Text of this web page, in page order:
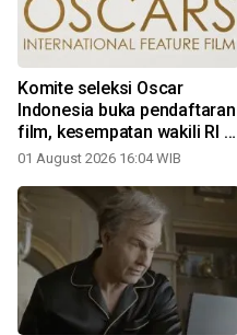
Komite seleksi Oscar
Indonesia buka pendaftaran
film, kesempatan wakili RI di
Oscar 2027
01 August 2026 16:04 WIB